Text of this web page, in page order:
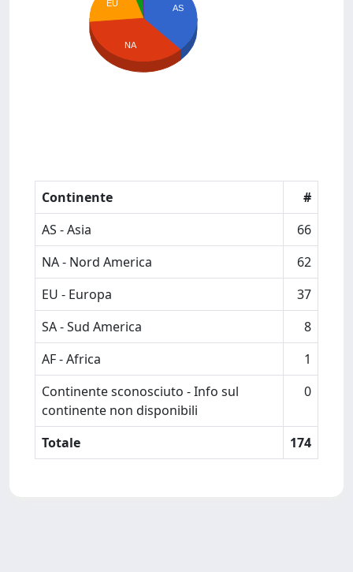
AS
EU
NA
Continente
#
AS - Asia
66
NA - Nord America
62
EU - Europa
37
SA - Sud America
8
AF - Africa
1
Continente sconosciuto - Info sul
continente non disponibili
0
Totale 174